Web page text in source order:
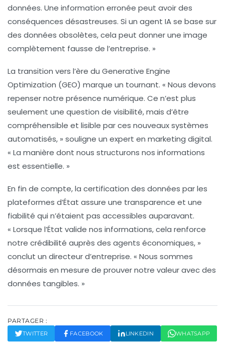
données. Une information erronée peut avoir des
conséquences désastreuses. Si un agent IA se base sur
des données obsolètes, cela peut donner une image
complètement fausse de l’entreprise. »
La transition vers l’ère du Generative Engine
Optimization (GEO) marque un tournant. « Nous devons
repenser notre présence numérique. Ce n’est plus
seulement une question de visibilité, mais d’être
compréhensible et lisible par ces nouveaux systèmes
automatisés, » souligne un expert en marketing digital.
« La manière dont nous structurons nos informations
est essentielle. »
En fin de compte, la certification des données par les
plateformes d’État assure une transparence et une
fiabilité qui n’étaient pas accessibles auparavant.
« Lorsque l’État valide nos informations, cela renforce
notre crédibilité auprès des agents économiques, »
conclut un directeur d’entreprise. « Nous sommes
désormais en mesure de prouver notre valeur avec des
données tangibles. »
PARTAGER :
TWITTER FACEBOOK LINKEDIN WHATSAPP